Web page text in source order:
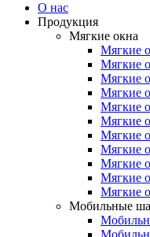
О нас
Продукция
Мягкие окна
Мягкие
Мягкие
Мягкие
Мягкие
Мягкие
Мягкие
Мягкие
Мягкие
Мягкие
Мягкие
Мягкие
Мобильные